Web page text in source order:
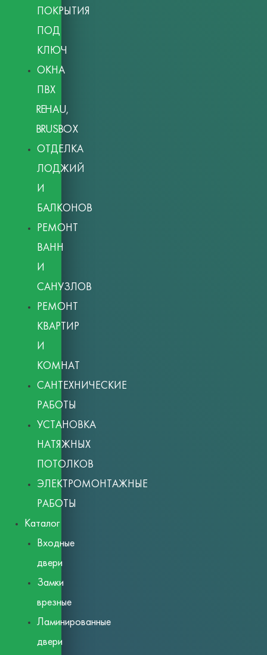
ПОКРЫТИЯ
ПОД
КЛЮЧ
ОКНА
ПВХ
REHAU,
BRUSBOX
ОТДЕЛКА
ЛОДЖИЙ
И
БАЛКОНОВ
РЕМОНТ
ВАНН
И
САНУЗЛОВ
РЕМОНТ
КВАРТИР
И
КОМНАТ
САНТЕХНИЧЕСКИЕ
РАБОТЫ
УСТАНОВКА
НАТЯЖНЫХ
ПОТОЛКОВ
ЭЛЕКТРОМОНТАЖНЫЕ
РАБОТЫ
Каталог
Входные
двери
Замки
врезные
Ламинированные
двери